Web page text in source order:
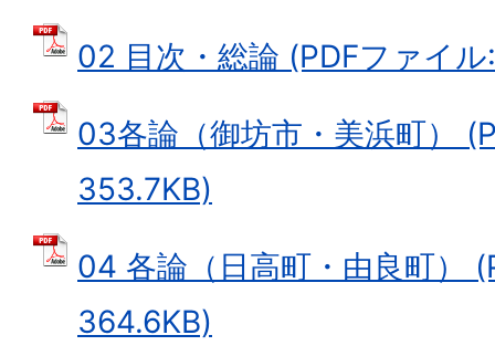
02 目次・総論 (PDFファイ
03各論（御坊市・美浜町）
353.7KB)
04 各論（日高町・由良町）
364.6KB)